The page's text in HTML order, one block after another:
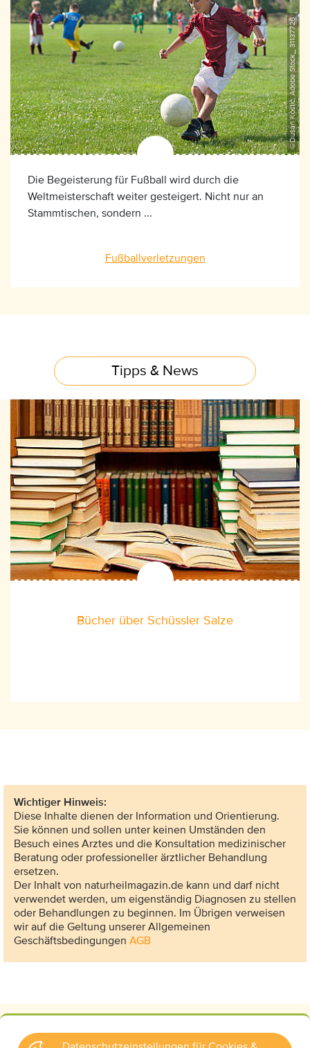
©Dusan Kostic, Adobe Stock_ 31137726
Die Begeisterung für Fußball wird durch die
Weltmeisterschaft weiter gesteigert. Nicht nur an
Stammtischen, sondern ...
Fußballverletzungen
Tipps & News
Bücher über Schüssler Salze
Wichtiger Hinweis:
Diese Inhalte dienen der Information und Orientierung.
Sie können und sollen unter keinen Umständen den
Besuch eines Arztes und die Konsultation medizinischer
Beratung oder professioneller ärztlicher Behandlung
ersetzen.
Der Inhalt von naturheilmagazin.de kann und darf nicht
verwendet werden, um eigenständig Diagnosen zu stellen
oder Behandlungen zu beginnen. Im Übrigen verweisen
wir auf die Geltung unserer Allgemeinen
Geschäftsbedingungen AGB